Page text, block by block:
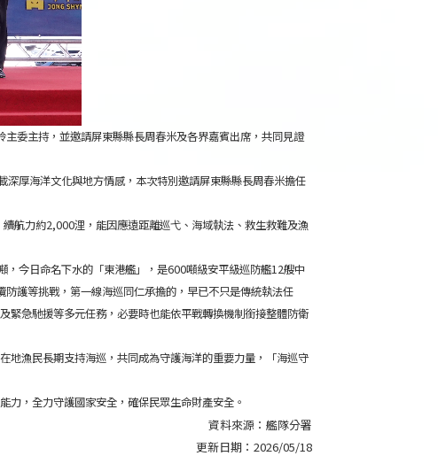
委主持，並邀請屏東縣縣長周春米及各界嘉賓出席，共同見證
深厚海洋文化與地方情感，本次特別邀請屏東縣縣長周春米擔任
航力約2,000浬，能因應遠距離巡弋、海域執法、救生救難及漁
今日命名下水的「東港艦」，是600噸級安平級巡防艦12艘中
護等挑戰，第一線海巡同仁承擔的，早已不只是傳統執法任
緊急馳援等多元任務，必要時也能依平戰轉換機制銜接整體防衛
地漁民長期支持海巡，共同成為守護海洋的重要力量，「海巡守
力，全力守護國家安全，確保民眾生命財產安全。
資料來源： 艦隊分署
更新日期： 2026/05/18